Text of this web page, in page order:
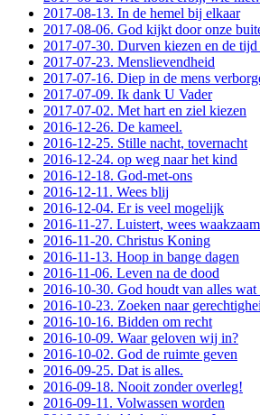
2017-08-13. In de hemel bij elkaar
2017-08-06. God kijkt door onze
2017-07-30. Durven kiezen en de tijd
2017-07-23. Menslievendheid
2017-07-16. Diep in de mens
2017-07-09. Ik dank U Vader
2017-07-02. Met hart en ziel kiezen
2016-12-26. De kameel.
2016-12-25. Stille nacht, tovernacht
2016-12-24. op weg naar het kind
2016-12-18. God-met-ons
2016-12-11. Wees blij
2016-12-04. Er is veel mogelijk
2016-11-27. Luistert, wees waakzaam
2016-11-20. Christus Koning
2016-11-13. Hoop in bange dagen
2016-11-06. Leven na de dood
2016-10-30. God houdt van alles wat
2016-10-23. Zoeken naar
2016-10-16. Bidden om recht
2016-10-09. Waar geloven wij in?
2016-10-02. God de ruimte geven
2016-09-25. Dat is alles.
2016-09-18. Nooit zonder overleg!
2016-09-11. Volwassen worden